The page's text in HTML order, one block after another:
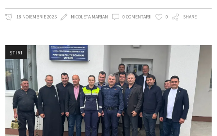
18 NOIEMBRIE 2025 NICOLETA MARIAN 0 COMENTARII 0 SHARE
ȘTIRI